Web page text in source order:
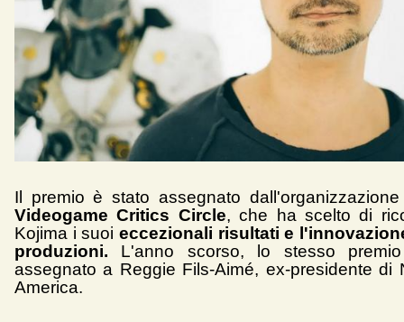
Il premio è stato assegnato
Videogame Critics Circle, che ha scelto di
Kojima i suoi eccezionali risultati e
produzioni. L'anno scorso, lo stesso
assegnato a Reggie Fils-Aimé, ex-presidente di
America.